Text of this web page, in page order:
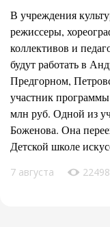
В учреждения
режиссеры,
коллективов и
будут работать в
Предгорном,
участник
млн руб. Одной из
Боженова. Она
Детской школе
7 августа 22498